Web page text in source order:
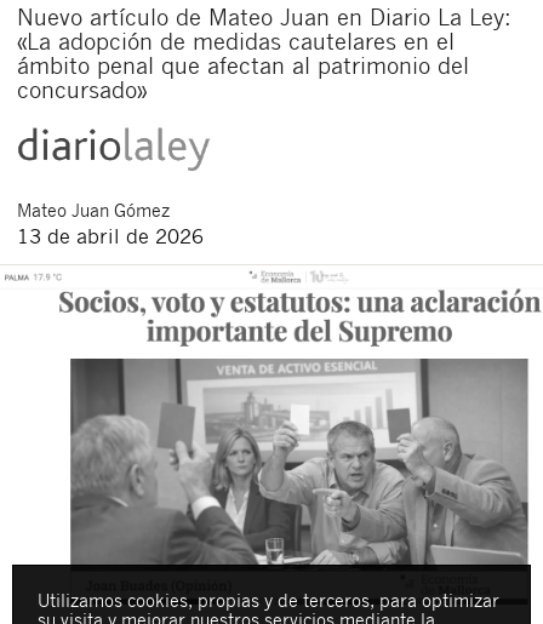
Nuevo artículo de Mateo Juan en Diario La Ley:
«La adopción de medidas cautelares en el
ámbito penal que afectan al patrimonio del
concursado»
Mateo Juan Gómez
13 de abril de 2026
Utilizamos cookies, propias y de terceros, para optimizar
su visita y mejorar nuestros servicios mediante la